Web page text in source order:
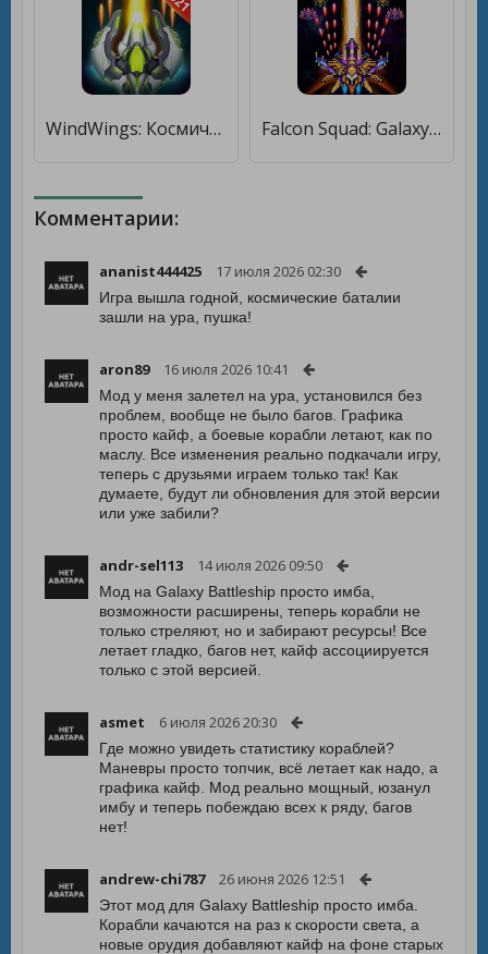
WindWings: Космический шутер, Galaxy Attack [Бесплатные покупки] Falcon Squad: Galaxy Attack [Много монет]
Комментарии:
ananist444425 17 июля 2026 02:30
Игра вышла годной, космические баталии
зашли на ура, пушка!
aron89 16 июля 2026 10:41
Мод у меня залетел на ура, установился без
проблем, вообще не было багов. Графика
просто кайф, а боевые корабли летают, как по
маслу. Все изменения реально подкачали игру,
теперь с друзьями играем только так! Как
думаете, будут ли обновления для этой версии
или уже забили?
andr-sel113 14 июля 2026 09:50
Мод на Galaxy Battleship просто имба,
возможности расширены, теперь корабли не
только стреляют, но и забирают ресурсы! Все
летает гладко, багов нет, кайф ассоциируется
только с этой версией.
asmet 6 июля 2026 20:30
Где можно увидеть статистику кораблей?
Маневры просто топчик, всё летает как надо, а
графика кайф. Мод реально мощный, юзанул
имбу и теперь побеждаю всех к ряду, багов
нет!
andrew-chi787 26 июня 2026 12:51
Этот мод для Galaxy Battleship просто имба.
Корабли качаются на раз к скорости света, а
новые орудия добавляют кайф на фоне старых